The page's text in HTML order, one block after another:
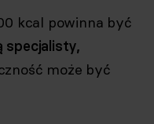
kcal powinna być
specjalisty,
może być